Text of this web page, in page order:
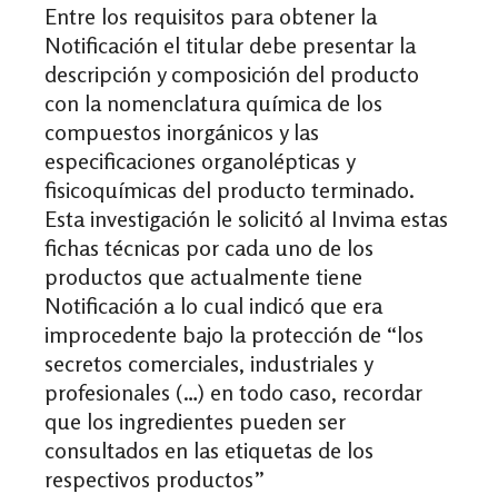
Entre los requisitos para obtener la
Notificación el titular debe presentar la
descripción y composición del producto
con la nomenclatura química de los
compuestos inorgánicos y las
especificaciones organolépticas y
fisicoquímicas del producto terminado.
Esta investigación le solicitó al Invima estas
fichas técnicas por cada uno de los
productos que actualmente tiene
Notificación a lo cual indicó que era
improcedente bajo la protección de “los
secretos comerciales, industriales y
profesionales (…) en todo caso, recordar
que los ingredientes pueden ser
consultados en las etiquetas de los
respectivos productos”